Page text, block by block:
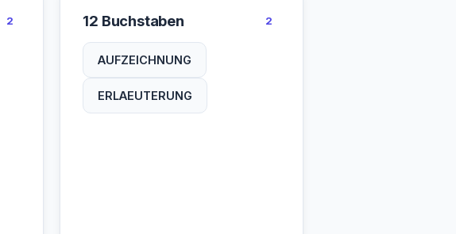
2 12 Buchstaben 2
AUFZEICHNUNG
ERLAEUTERUNG